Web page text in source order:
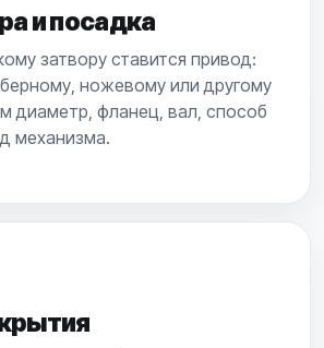
и посадка
затвору ставится привод:
ножевому или другому
диаметр, фланец, вал, способ
механизма.